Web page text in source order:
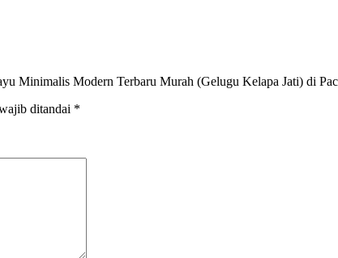
Minimalis Modern Terbaru Murah (Gelugu Kelapa Jati) di
ditandai *